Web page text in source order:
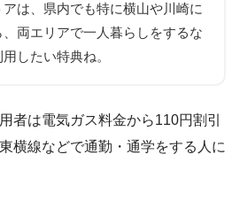
は、県内でも特に横山や川崎に
、両エリアで一人暮らしをするな
したい特典ね。
者は電気ガス料金から110円割引
横線などで通勤・通学をする人に